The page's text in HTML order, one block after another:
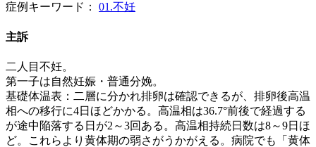
症例キーワード： 01.不妊
主訴
二人目不妊。
第一子は自然妊娠・普通分娩。
基礎体温表：二層に分かれ排卵は確認できるが、排卵後高温
相への移行に4日ほどかかる。高温相は36.7°前後で経過する
が途中陥落する日が2～3回ある。高温相持続日数は8～9日ほ
ど。これらより黄体期の弱さがうかがえる。病院でも「黄体